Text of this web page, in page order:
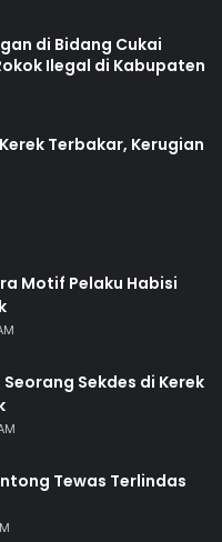
di Bidang Cukai
Ilegal di Kabupaten
Terbakar, Kerugian
Motif Pelaku Habisi
Sekdes di Kerek
Tewas Terlindas